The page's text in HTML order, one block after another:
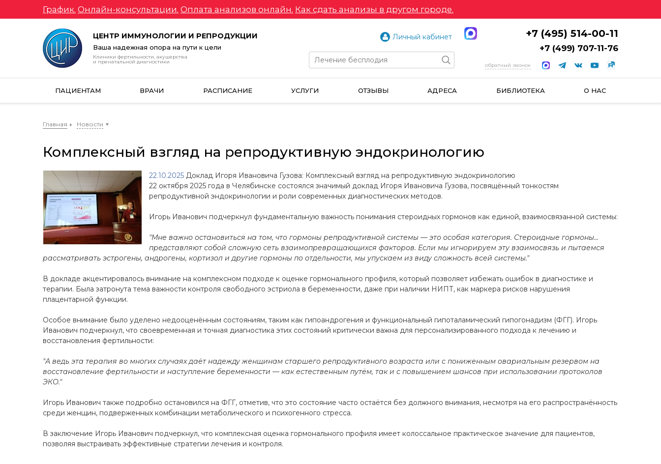
График. Онлайн-консультации. Оплата анализов онлайн. Как сдать анализы в другом городе.
ЦЕНТР ИММУНОЛОГИИ И РЕПРОДУКЦИИ
Ваша надежная опора на пути к цели
Клиники фертильности, акушерства
и пренатальной диагностики
Личный кабинет +7 (495) 514-00-11
+7 (499) 707-11-76
обратный звонок
ПАЦИЕНТАМ ВРАЧИ РАСПИСАНИЕ УСЛУГИ ОТЗЫВЫ АДРЕСА БИБЛИОТЕКА О НАС
Главная Новости
Комплексный взгляд на репродуктивную эндокринологию
22.10.2025 Доклад Игоря Ивановича Гузова: Комплексный взгляд на репродуктивную эндокринологию
22 октября 2025 года в Челябинске состоялся значимый доклад Игоря Ивановича Гузова, посвящённый тонкостям
репродуктивной эндокринологии и роли современных диагностических методов.
Игорь Иванович подчеркнул фундаментальную важность понимания стероидных гормонов как единой, взаимосвязанной системы:
"Мне важно остановиться на том, что гормоны репродуктивной системы — это особая категория. Стероидные гормоны...
представляют собой сложную сеть взаимопревращающихся факторов. Если мы игнорируем эту взаимосвязь и пытаемся
рассматривать эстрогены, андрогены, кортизол и другие гормоны по отдельности, мы упускаем из виду сложность всей системы."
В докладе акцентировалось внимание на комплексном подходе к оценке гормонального профиля, который позволяет избежать ошибок в диагностике и
терапии. Была затронута тема важности контроля свободного эстриола в беременности, даже при наличии НИПТ, как маркера рисков нарушения
плацентарной функции.
Особое внимание было уделено недооценённым состояниям, таким как гипоандрогения и функциональный гипоталамический гипогонадизм (ФГГ). Игорь
Иванович подчеркнул, что своевременная и точная диагностика этих состояний критически важна для персонализированного подхода к лечению и
восстановления фертильности:
"А ведь эта терапия во многих случаях даёт надежду женщинам старшего репродуктивного возраста или с пониженным овариальным резервом на
восстановление фертильности и наступление беременности — как естественным путём, так и с повышением шансов при использовании протоколов
ЭКО."
Игорь Иванович также подробно остановился на ФГГ, отметив, что это состояние часто остаётся без должного внимания, несмотря на его распространённость
среди женщин, подверженных комбинации метаболического и психогенного стресса.
В заключение Игорь Иванович подчеркнул, что комплексная оценка гормонального профиля имеет колоссальное практическое значение для пациентов,
позволяя выстраивать эффективные стратегии лечения и контроля.